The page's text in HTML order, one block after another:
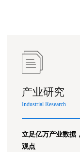
产业研究
Industrial Research
立足亿万产业数据
观点